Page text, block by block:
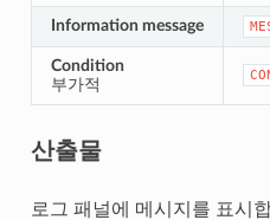
Information message
Condition
부가적
산출물
로그 패널에 메시지를 표시